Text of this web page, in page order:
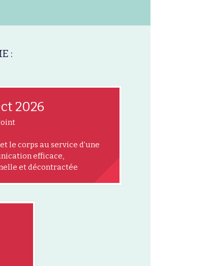
:
2026
le corps au service d’une
efficace,
et décontractée